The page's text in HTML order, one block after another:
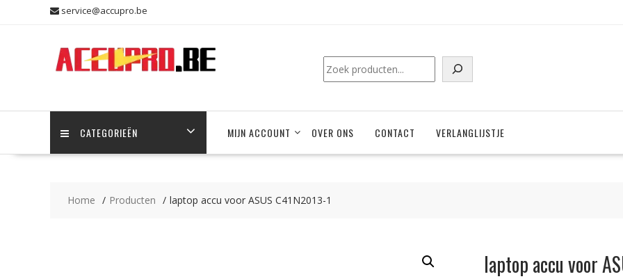
service@accupro.be
Zoeken
CATEGORIEËN MIJN ACCOUNT OVER ONS CONTACT VERLANGLIJSTJE
Home Producten laptop accu voor ASUS C41N2013-1
laptop accu voor